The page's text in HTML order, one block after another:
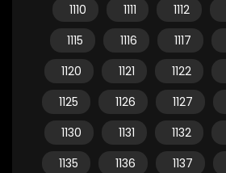
1110
1111 1112
1115
1116 1117
1120
1121 1122
1125
1126 1127
1130
1131 1132
1135
1136 1137